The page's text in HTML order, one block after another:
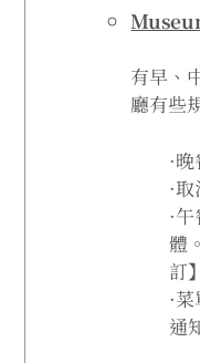
有早、
廳有些
·
·
·
體
訂】
·
通